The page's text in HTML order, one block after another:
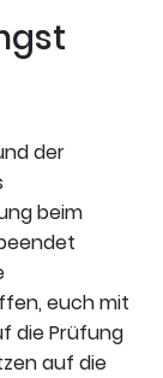
der
beim
euch mit
die Prüfung
auf die